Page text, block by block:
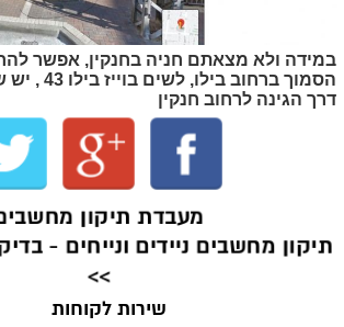
שירות לקוחות
מעבדת תיקון
תיקון מחשבים ניידים ונייחים -
>>
במידה ולא מצאתם חניה בחנקין, אפשר
הסמוך ברחוב
דרך הגינה לרחוב חנקין